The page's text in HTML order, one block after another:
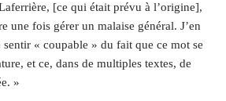
[ce qui était prévu à l’origine],
une fois gérer un malaise général. J’en
sentir « coupable » du fait que ce mot se
et ce, dans de multiples textes, de
»